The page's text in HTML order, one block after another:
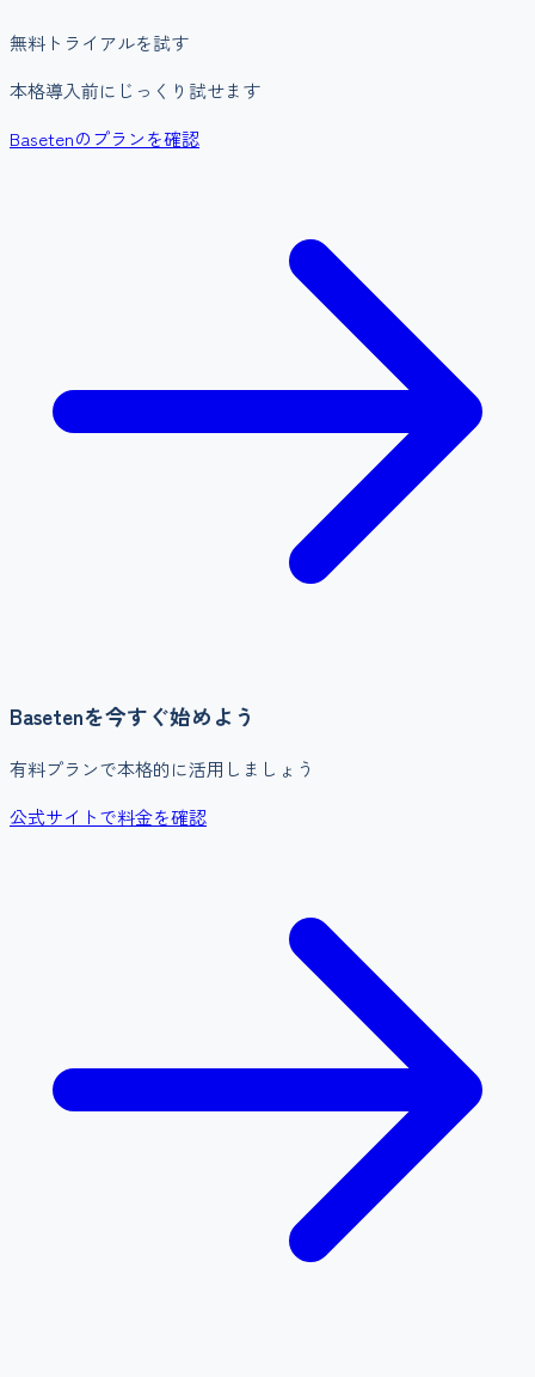
無料トライアルを試す
本格導入前にじっくり試せます
Basetenのプランを確認
Basetenを今すぐ始めよう
有料プランで本格的に活用しましょう
公式サイトで料金を確認